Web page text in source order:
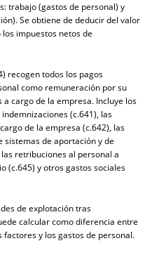
trabajo (gastos de personal) y
Se obtiene de deducir del valor
impuestos netos de
recogen todos los pagos
como remuneración por su
cargo de la empresa. Incluye los
(c.641), las
de la empresa (c.642), las
de aportación y de
retribuciones al personal a
(c.645) y otros gastos sociales
de explotación tras
calcular como diferencia entre
y los gastos de personal.